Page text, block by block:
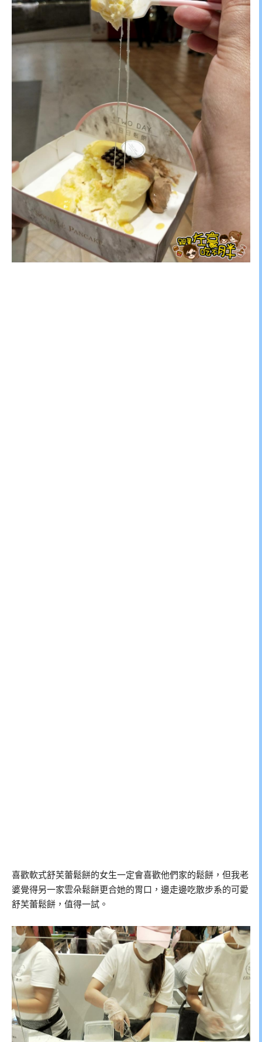
喜歡軟式舒芙蕾鬆餅的女生一定會喜歡他們家的鬆餅，但我老
婆覺得另一家雲朵鬆餅更合她的胃口，邊走邊吃散步系的可愛
舒芙蕾鬆餅，值得一試。